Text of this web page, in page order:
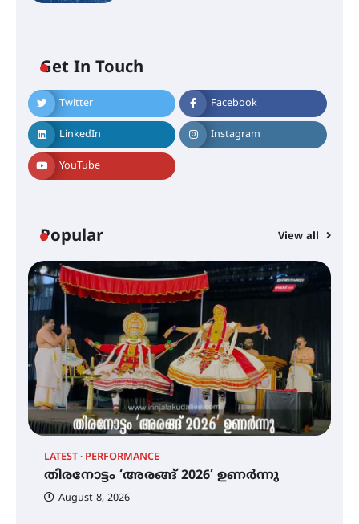
Get In Touch
Twitter Facebook
LinkedIn Instagram
YouTube
Popular View all
LATEST PERFORMANCE
തിരനോട്ടം ‘അരങ്ങ് 2026’ ഉണർന്നു
August 8, 2026
ഐ.ടി.യു. ബാങ്കിലെ
നിക്ഷേപകർക്ക് പണം തിരികെ
ലഭ്യമാക്കാൻ കേന്ദ്ര-കേരള
സർക്കാരുകൾ അടിയന്തരമായി
ഇടപെടണമെന്ന് ഐ.ടി.യു. ബാങ്ക്
നിക്ഷേപക സംരക്ഷണ സമിതി
ശക്തമായ കാറ്റിന് സാധ്യത –
ജില്ലയിൽ എല്ലാ വിദ്യാഭ്യാസ
സ്ഥാപനങ്ങൾക്കും ശനിയാഴ്ച
അവധി
എം.ജി. യൂണിവേഴ്‌സിറ്റിയിൽ നിന്ന്
ഇംഗ്ളീഷ് സാഹിത്യത്തിൽ
ഡോക്ടറേറ്റ് നേടിയ എൻ. ആര്യ
ട്യുണീഷ്യൻ ചിത്രം ” ദി വോയിസ്
ഫിലിം സൊസൈറ്റി ആഗസ്റ്റ് 7
വെള്ളിയാഴ്ച സ്‌ക്രീൻ ചെയ്യുന്നു